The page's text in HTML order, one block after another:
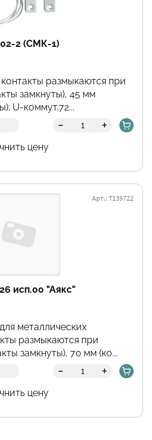
2 (СМК-1)
размыкаются при
замкнуты), 45 мм
U-коммут.72...
- +
цену
исп.00 "Аякс"
Арт.: Т139722
металлических
размыкаются при
замкнуты), 70 мм (ко...
- +
цену